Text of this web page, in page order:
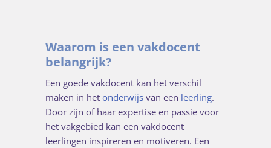
Waarom is een vakdocent
belangrijk?
Een goede vakdocent kan het verschil
maken in het onderwijs van een leerling.
Door zijn of haar expertise en passie voor
het vakgebied kan een vakdocent
leerlingen inspireren en motiveren. Een